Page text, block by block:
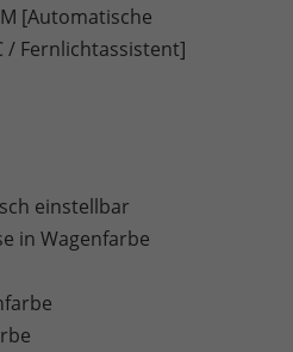
[Automatische
/ Fernlichtassistent]
einstellbar
in Wagenfarbe